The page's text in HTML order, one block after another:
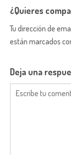
¿Quieres
Tu dirección de
están marcados
Deja una